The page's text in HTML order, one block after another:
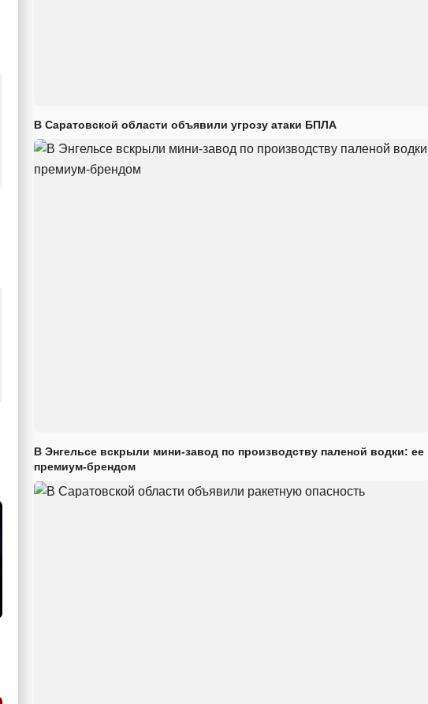
В Саратовской области объявили угрозу атаки БПЛА
В Энгельсе вскрыли мини-завод по производству паленой водки:
премиум-брендом